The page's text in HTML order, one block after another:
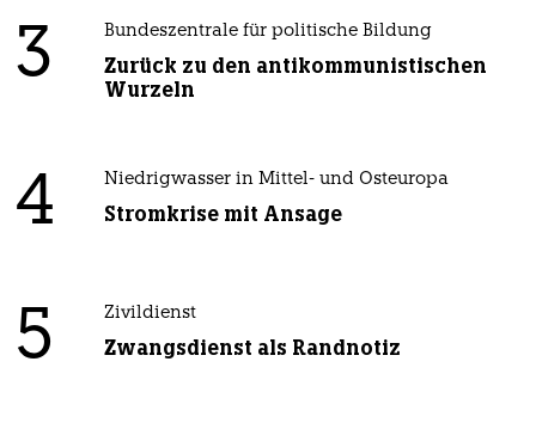
3 Bundeszentrale für politische Bildung
Zurück zu den antikommunistischen
Wurzeln
4 Niedrigwasser in Mittel- und Osteuropa
Stromkrise mit Ansage
5 Zivildienst
Zwangsdienst als Randnotiz